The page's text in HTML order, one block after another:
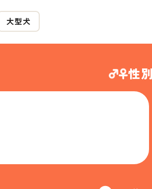
大型犬
性